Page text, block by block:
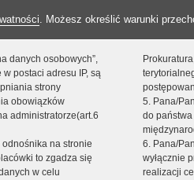
. Możesz określić warunki
danych osobowych”,
postaci adresu IP, są
strony
obowiązków
administratorze(art.6
na stronie
to zgadza się
w celu
5. Pana/
do
6. Pana/
wyłącznie
realizacji